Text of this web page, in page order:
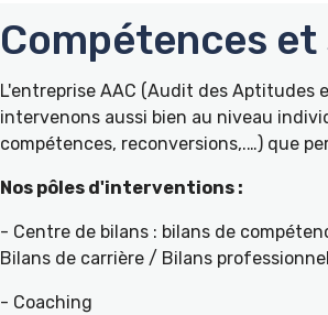
Compétences
L'entreprise AAC (Audit des Aptitudes
intervenons aussi bien au niveau
compétences, reconversions,.…) que
Nos pôles d'interventions :
- Centre de bilans : bilans de
Bilans de carrière / Bilans
- Coaching